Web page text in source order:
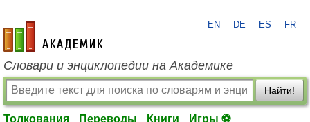
academic.ru
EN DE ES FR
Словари и энциклопедии на Академике
Найти!
Толкования Переводы Книги Игры ⚽